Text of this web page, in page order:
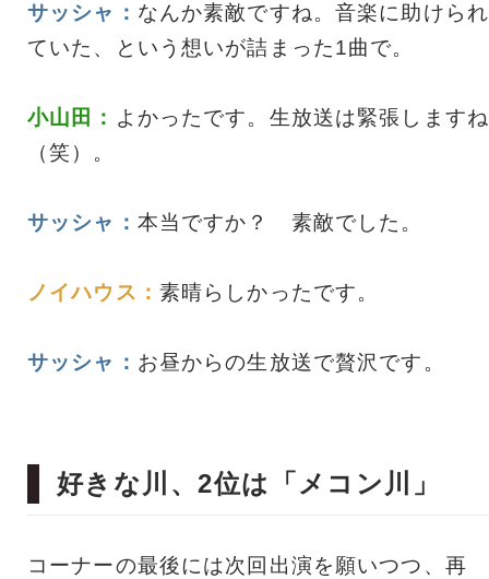
サッシャ： なんか素敵ですね。音楽に助けられ
ていた、という想いが詰まった1曲で。
小山田： よかったです。生放送は緊張しますね
（笑）。
サッシャ： 本当ですか？ 素敵でした。
ノイハウス： 素晴らしかったです。
サッシャ： お昼からの生放送で贅沢です。
好きな川、2位は「メコン川」
コーナーの最後には次回出演を願いつつ、再